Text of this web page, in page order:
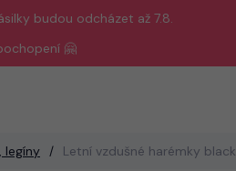
budou odcházet až 7.8.
🤗
legíny Letní vzdušné harémky black